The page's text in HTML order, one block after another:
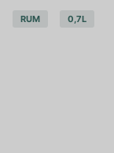
RUM 0,7L